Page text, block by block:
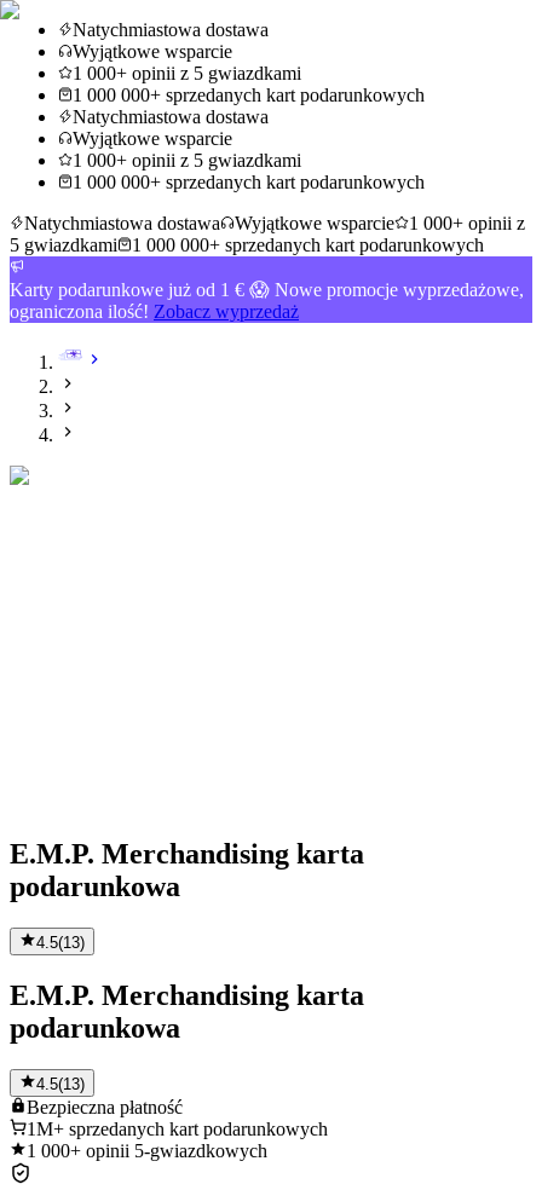
Natychmiastowa dostawa
Wyjątkowe wsparcie
1 000+ opinii z 5 gwiazdkami
1 000 000+ sprzedanych kart podarunkowych
Natychmiastowa dostawa
Wyjątkowe wsparcie
1 000+ opinii z 5 gwiazdkami
1 000 000+ sprzedanych kart podarunkowych
Natychmiastowa dostawa
Wyjątkowe wsparcie
1 000+ opinii z
5 gwiazdkami
1 000 000+ sprzedanych kart podarunkowych
Karty podarunkowe już od 1 € 😱 Nowe promocje wyprzedażowe,
ograniczona ilość! Zobacz wyprzedaż
E.M.P. Merchandising karta
podarunkowa
4.5(13)
E.M.P. Merchandising karta
podarunkowa
4.5(13)
Bezpieczna płatność
1M+ sprzedanych kart podarunkowych
1 000+ opinii 5-gwiazdkowych